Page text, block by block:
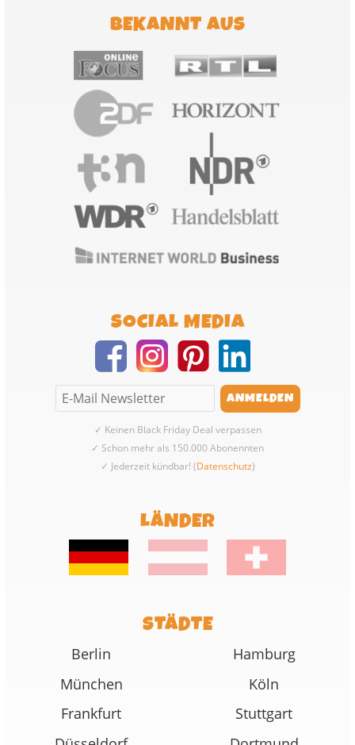
BEKANNT AUS
SOCIAL MEDIA
✓ Keinen Black Friday Deal verpassen
✓ Schon mehr als 150.000 Abonennten
✓ Jederzeit kündbar! (Datenschutz)
LÄNDER
STÄDTE
Berlin
Hamburg
München
Köln
Frankfurt
Stuttgart